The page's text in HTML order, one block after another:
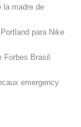
la madre de
para Nike
Forbes Brasil.
emergency